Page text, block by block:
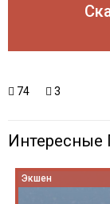
74 3
Интересные
Экшен